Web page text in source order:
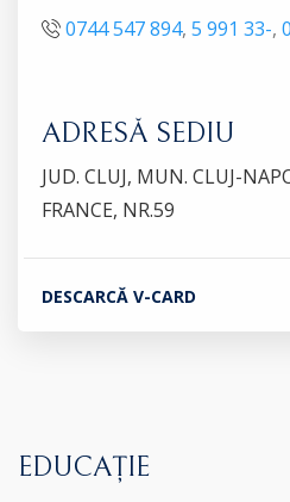
0744 547 894, 5 991 33-,
ADRESĂ SEDIU
JUD. CLUJ, MUN. CLUJ-
FRANCE, NR.59
DESCARCĂ V-CARD
EDUCAȚIE